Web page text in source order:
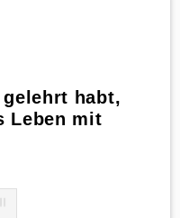
habt,
Leben mit